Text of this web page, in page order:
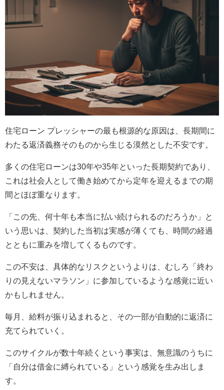
住宅ローン プレッシャーの最も根源的な原因は、長期間に
わたる返済義務そのものから生じる漠然とした不安です。
多くの住宅ローンは30年や35年といった長期契約であり、
これは社会人として働き始めてから定年を迎えるまでの期
間とほぼ重なります。
「この先、何十年も本当に払い続けられるのだろうか」と
いう思いは、契約した当初は実感が薄くても、時間の経過
とともに重みを増してくるものです。
この不安は、具体的なリスクというよりは、むしろ「終わ
りの見えないマラソン」に参加しているような感覚に近い
かもしれません。
毎月、給料が振り込まれると、その一部が自動的に返済に
充てられていく。
このサイクルが数十年続くという事実は、無意識のうちに
「自分は借金に縛られている」という感覚を生み出しま
す。